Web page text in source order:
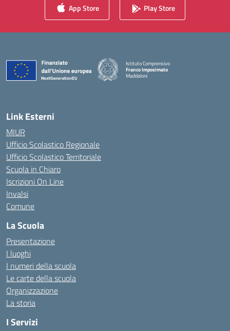
App Store Play Store
Istituto Comprensivo
Franco Imposimato
Maddaloni
Link Esterni
MIUR
Ufficio Scolastico Regionale
Ufficio Scolastico Territoriale
Scuola in Chiaro
Iscrizioni On Line
Invalsi
Comune
La Scuola
Presentazione
I luoghi
I numeri della scuola
Le carte della scuola
Organizzazione
La storia
I Servizi